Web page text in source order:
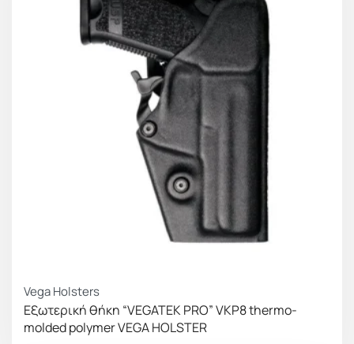
Vega Holsters
Εξωτερική θήκη “VEGATEK PRO” VKP8 thermo-
molded polymer VEGA HOLSTER